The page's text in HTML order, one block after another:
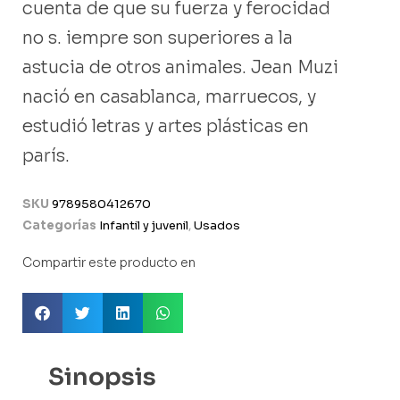
cuenta de que su fuerza y ferocidad
no s. iempre son superiores a la
astucia de otros animales. Jean Muzi
nació en casablanca, marruecos, y
estudió letras y artes plásticas en
parís.
SKU 9789580412670
Categorías Infantil y juvenil,Usados
Compartir este producto en
Sinopsis